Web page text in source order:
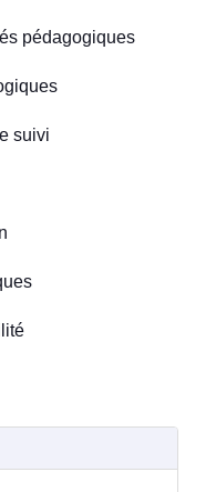
pédagogiques
suivi